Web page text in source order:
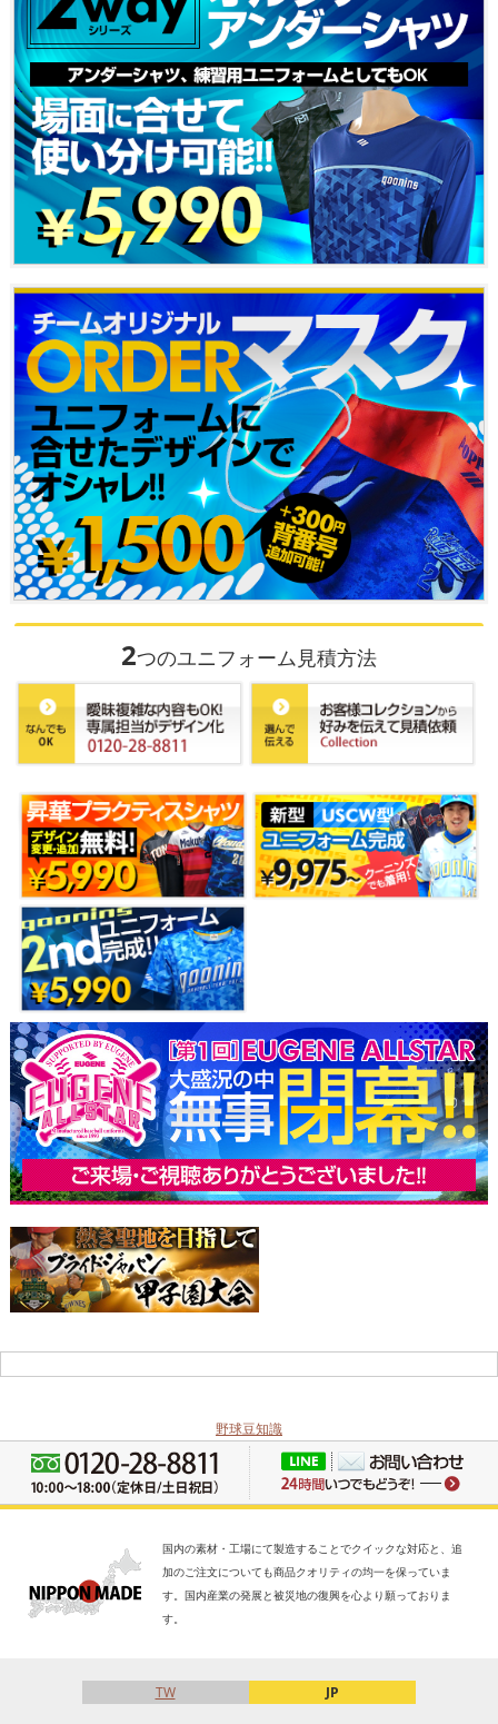
2つのユニフォーム見積方法
野球豆知識
国内の素材・工場にて製造することでクイックな対応と、追
加のご注文についても商品クオリティの均一を保っていま
す。国内産業の発展と被災地の復興を心より願っておりま
す。
TW JP